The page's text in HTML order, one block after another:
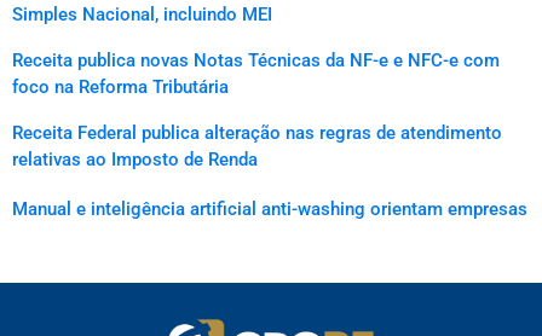
Simples Nacional, incluindo MEI
Receita publica novas Notas Técnicas da NF-e e NFC-e com
foco na Reforma Tributária
Receita Federal publica alteração nas regras de atendimento
relativas ao Imposto de Renda
Manual e inteligência artificial anti-washing orientam empresas